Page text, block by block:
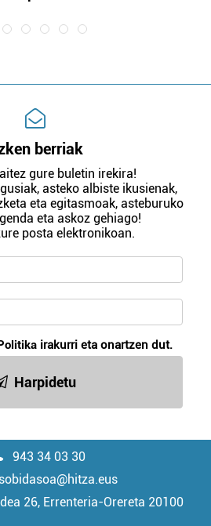
berriak
gure buletin irekira!
asteko albiste ikusienak,
eta egitasmoak, asteburuko
eta askoz gehiago!
posta elektronikoan.
irakurri eta onartzen dut.
Harpidetu
943 34 03 30
26, Errenteria-Orereta 20100